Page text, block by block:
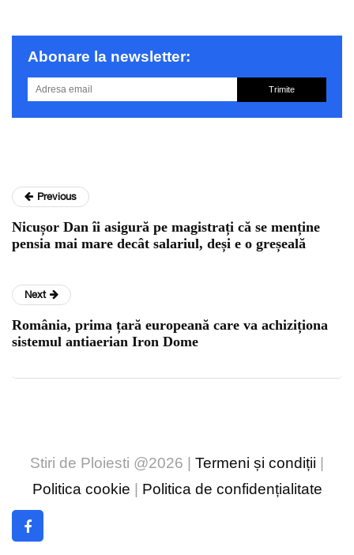
Abonare la newsletter:
Trimite
Previous
Nicușor Dan îi asigură pe magistrați că se menține
pensia mai mare decât salariul, deși e o greșeală
Next
România, prima țară europeană care va achiziționa
sistemul antiaerian Iron Dome
Stiri de Ploiesti @2026 | Termeni și condiții |
Politica cookie | Politica de confidențialitate